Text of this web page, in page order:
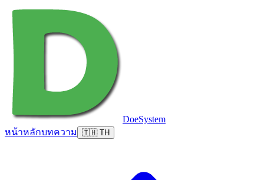
DoeSystem
หน้าหลักบทความ 🇹🇭 TH